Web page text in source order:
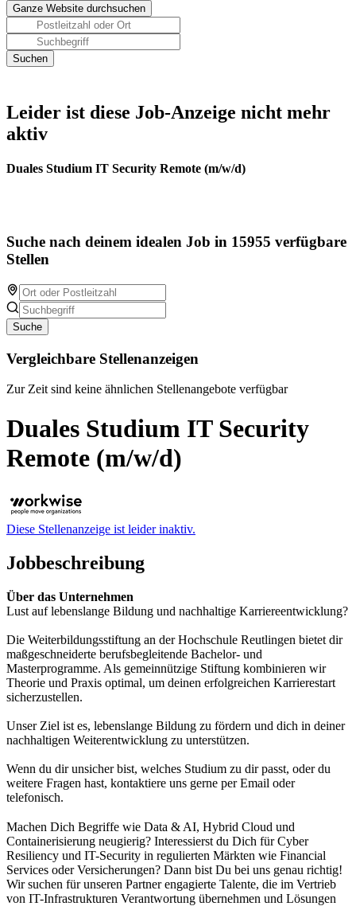
Leider ist diese Job-Anzeige nicht mehr
aktiv
Duales Studium IT Security Remote (m/w/d)
Suche nach deinem idealen Job in 15955 verfügbare
Stellen
Suche
Vergleichbare Stellenanzeigen
Zur Zeit sind keine ähnlichen Stellenangebote verfügbar
Duales Studium IT Security
Remote (m/w/d)
Diese Stellenanzeige ist leider inaktiv.
Jobbeschreibung
Über das Unternehmen
Lust auf lebenslange Bildung und nachhaltige Karriereentwicklung?
Die Weiterbildungsstiftung an der Hochschule Reutlingen bietet dir
maßgeschneiderte berufsbegleitende Bachelor- und
Masterprogramme. Als gemeinnützige Stiftung kombinieren wir
Theorie und Praxis optimal, um deinen erfolgreichen Karrierestart
sicherzustellen.
Unser Ziel ist es, lebenslange Bildung zu fördern und dich in deiner
nachhaltigen Weiterentwicklung zu unterstützen.
Wenn du dir unsicher bist, welches Studium zu dir passt, oder du
weitere Fragen hast, kontaktiere uns gerne per Email oder
telefonisch.
Machen Dich Begriffe wie Data & AI, Hybrid Cloud und
Containerisierung neugierig? Interessierst du Dich für Cyber
Resiliency und IT-Security in regulierten Märkten wie Financial
Services oder Versicherungen? Dann bist Du bei uns genau richtig!
Wir suchen für unseren Partner engagierte Talente, die im Vertrieb
von IT-Infrastrukturen Verantwortung übernehmen und Lösungen